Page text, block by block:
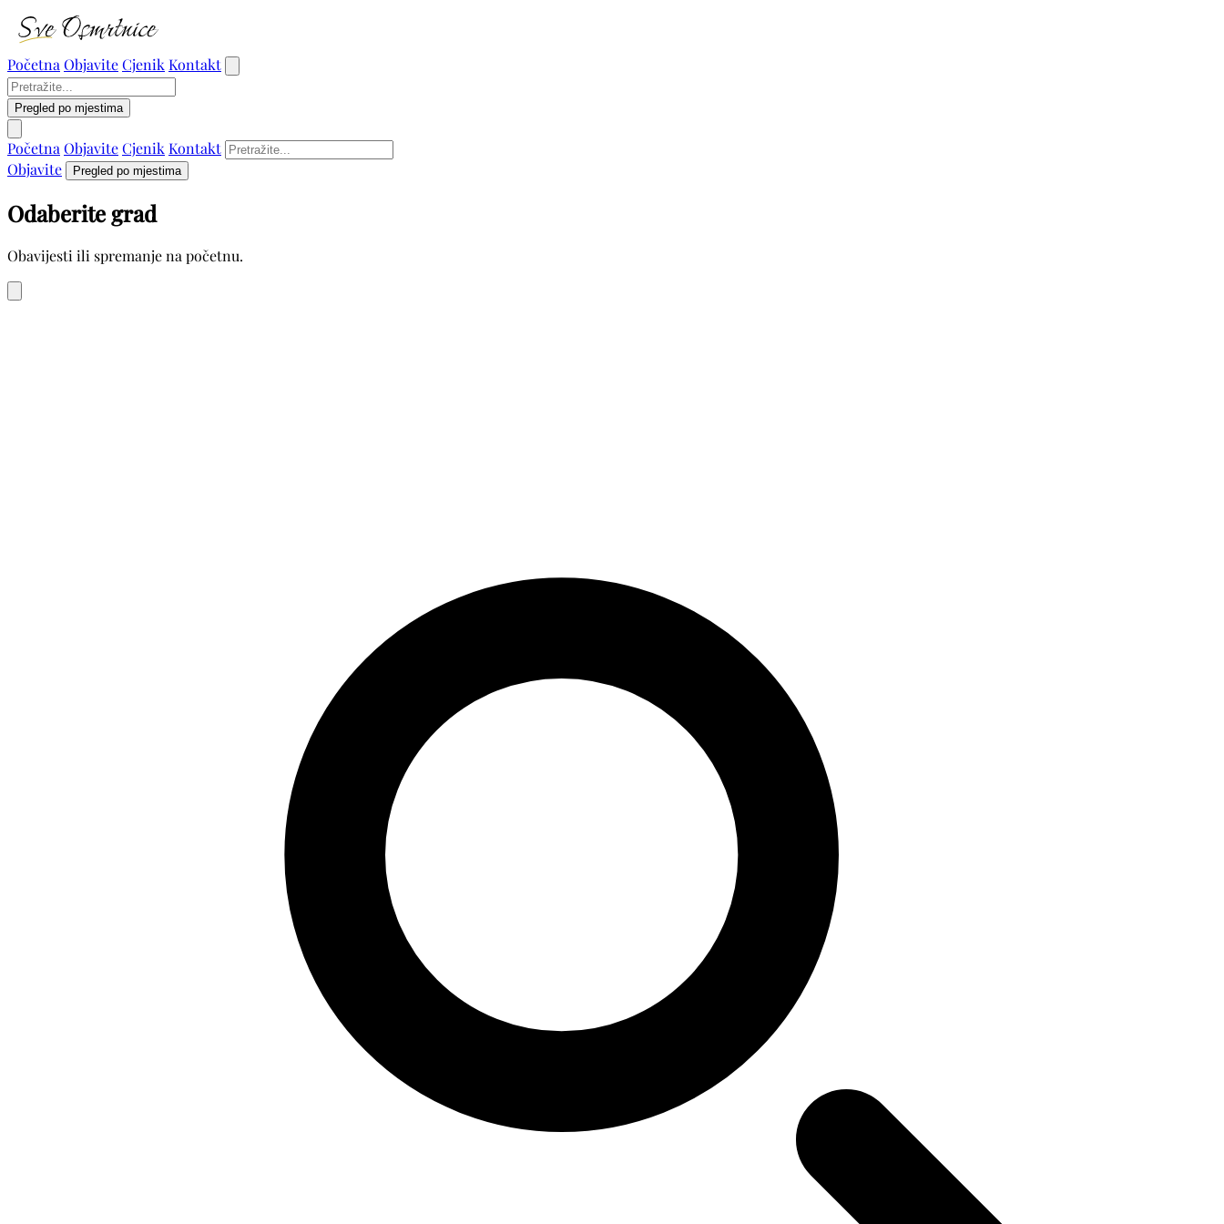
Početna ObjaviteCjenik Kontakt
Pregled po mjestima
Početna ObjaviteCjenik Kontakt
Objavite
Pregled po mjestima
Odaberite grad
Obavijesti ili spremanje na početnu.